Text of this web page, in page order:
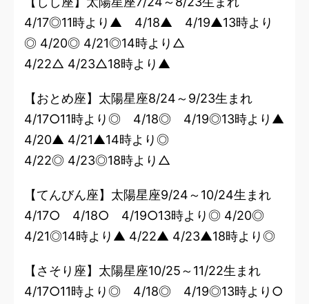
4/17◎11時より▲ 4/18▲ 4/19▲13時より
◎ 4/20◎ 4/21◎14時より△
4/22△ 4/23△18時より▲
【おとめ座】太陽星座8/24～9/23生まれ
4/17○11時より◎ 4/18◎ 4/19◎13時より▲
4/20▲ 4/21▲14時より◎
4/22◎ 4/23◎18時より△
【てんびん座】太陽星座9/24～10/24生まれ
4/17○ 4/18○ 4/19○13時より◎ 4/20◎
4/21◎14時より▲ 4/22▲ 4/23▲18時より◎
【さそり座】太陽星座10/25～11/22生まれ
4/17○11時より◎ 4/18◎ 4/19◎13時より○